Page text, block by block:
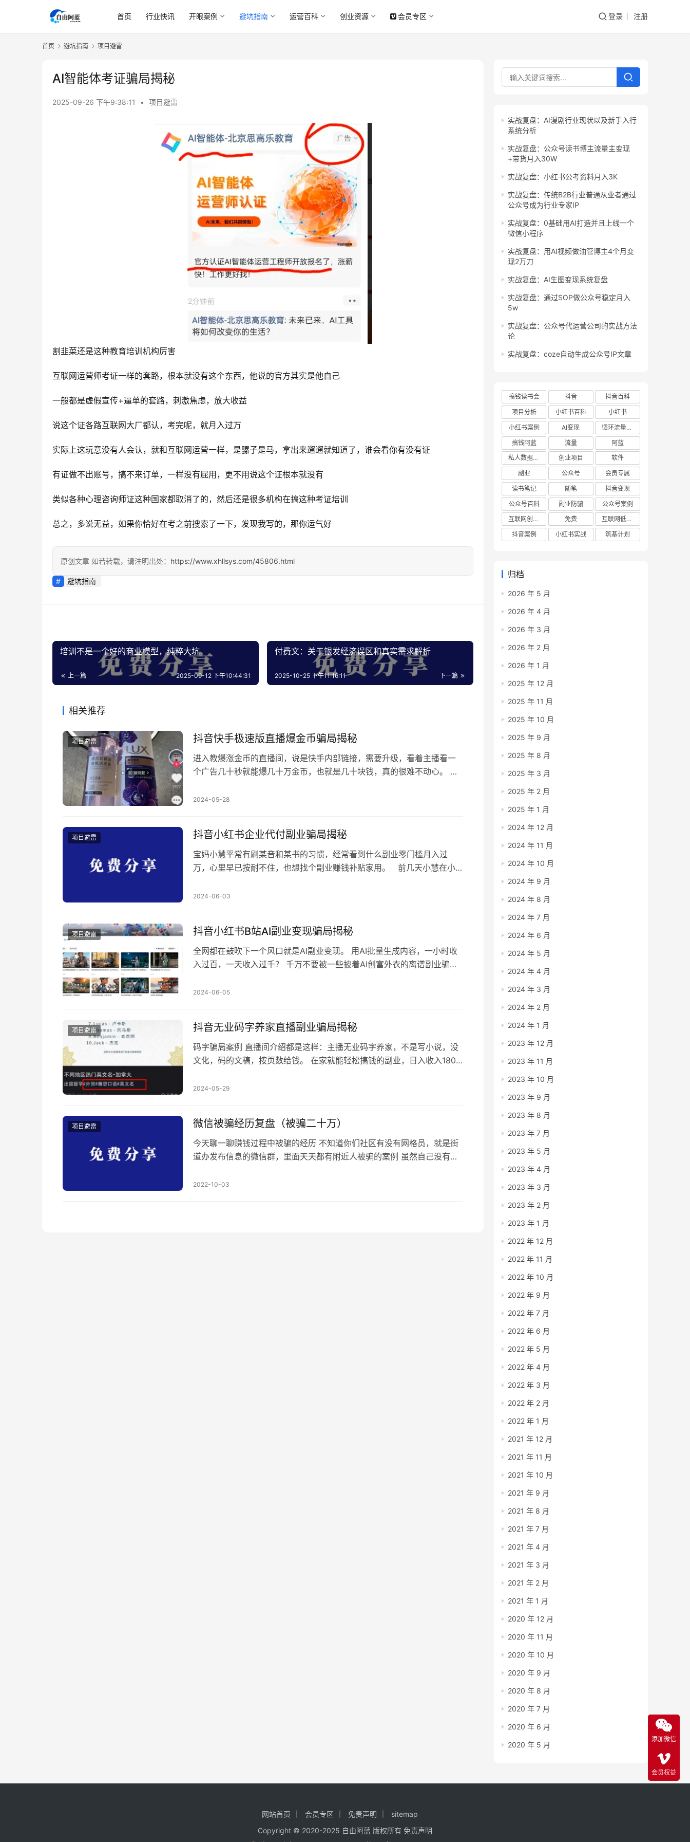
首页 行业快讯 开眼案例 避坑指南 运营百科 创业资源 会员专区 登录 注册
首页 避坑指南 项目避雷
AI智能体考证骗局揭秘
2025-09-26 下午9:38:11 • 项目避雷
割韭菜还是这种教育培训机构厉害
互联网运营师考证一样的套路，根本就没有这个东西，他说的官方其实是他自己
一般都是虚假宣传+逼单的套路，刺激焦虑，放大收益
说这个证各路互联网大厂都认，考完呢，就月入过万
实际上这玩意没有人会认，就和互联网运营一样，是骡子是马，拿出来遛遛就知道了，谁会看你有没有证
有证做不出账号，搞不来订单，一样没有屁用，更不用说这个证根本就没有
类似各种心理咨询师证这种国家都取消了的，然后还是很多机构在搞这种考证培训
总之，多说无益，如果你恰好在考之前搜索了一下，发现我写的，那你运气好
原创文章 如若转载，请注明出处： https://www.xhllsys.com/45806.html
避坑指南
培训不是一个好的商业模型，纯粹大坑
上一篇 2025-09-12 下午10:44:31
付费文：关于银发经济误区和真实需求解析
下一篇
2025-10-25 下午11:16:11
相关推荐
项目避雷 抖音快手极速版直播爆金币骗局揭秘
进入教爆涨金币的直播间，说是快手内部链接，需要升级，看着主播看一
个广告几十秒就能爆几十万金币，也就是几十块钱，真的很难不动心。 随
爆金币，然后加微信，扫码加两个群。 后端理财骗局 我加了一个微信，那
2024-05-28
项目避雷 抖音小红书企业代付副业骗局揭秘
宝妈小慧平常有刷某音和某书的习惯，经常看到什么副业零门槛月入过
万，心里早已按耐不住，也想找个副业赚钱补贴家用。 前几天小慧在小
单，他们代付，小慧点开他们发过来的店铺。 小慧按照他们说的选了两张
2024-06-03
项目避雷 抖音小红书B站AI副业变现骗局揭秘
全网都在鼓吹下一个风口就是AI副业变现。 用AI批量生成内容，一小时收
入过百，一天收入过千？ 千万不要被一些披着AI创富外衣的离谱副业骗
项目到底靠谱不靠谱？ AI本身确实有用的 首先，借助AI工具是可以大大提
2024-06-05
项目避雷 抖音无业码字养家直播副业骗局揭秘
码字骗局案例 直播间介绍都是这样：主播无业码字养家，不是写小说，没
文化，码的文稿，按页数给钱。 在家就能轻松搞钱的副业，日入收入180-
我就报名试试。 然后有人拉我进入qq群，全员禁言，群里一直重复发：为
2024-05-29
项目避雷 微信被骗经历复盘（被骗二十万）
今天聊一聊赚钱过程中被骗的经历 不知道你们社区有没有网格员，就是街
道办发布信息的微信群，里面天天都有附近人被骗的案例 虽然自己没有被
的经历来谈一谈这个事情 他是怎么被骗的？ 主角是想做副业的新手，然后
2022-10-03
实战复盘：AI漫剧行业现状以及新手入行
系统分析
实战复盘：公众号读书博主流量主变现
+带货月入30W
实战复盘：小红书公考资料月入3K
实战复盘：传统B2B行业普通从业者通过
公众号成为行业专家IP
实战复盘：0基础用AI打造并且上线一个
微信小程序
实战复盘：用AI视频做油管博主4个月变
现2万刀
实战复盘：AI生图变现系统复盘
实战复盘：通过SOP做公众号稳定月入
5w
实战复盘：公众号代运营公司的实战方法
论
实战复盘：coze自动生成公众号IP文章
搞钱读书会 抖音
抖音百科
项目分析
小红书百科
小红书
小红书案例
AI变现
循环流量实验室
搞钱阿蓝
流量
阿蓝
私人数据库项目
创业项目
软件
副业
公众号
会员专属
读书笔记
随笔
抖音变现
公众号百科
副业防骗
公众号案例
互联网创业项目
免费
互联网低成本创业项目
抖音案例
小红书实战 筑基计划
归档
2026 年 5 月
2026 年 4 月
2026 年 3 月
2026 年 2 月
2026 年 1 月
2025 年 12 月
2025 年 11 月
2025 年 10 月
2025 年 9 月
2025 年 8 月
2025 年 3 月
2025 年 2 月
2025 年 1 月
2024 年 12 月
2024 年 11 月
2024 年 10 月
2024 年 9 月
2024 年 8 月
2024 年 7 月
2024 年 6 月
2024 年 5 月
2024 年 4 月
2024 年 3 月
2024 年 2 月
2024 年 1 月
2023 年 12 月
2023 年 11 月
2023 年 10 月
2023 年 9 月
2023 年 8 月
2023 年 7 月
2023 年 5 月
2023 年 4 月
2023 年 3 月
2023 年 2 月
2023 年 1 月
2022 年 12 月
2022 年 11 月
2022 年 10 月
2022 年 9 月
2022 年 7 月
2022 年 6 月
2022 年 5 月
2022 年 4 月
2022 年 3 月
2022 年 2 月
2022 年 1 月
2021 年 12 月
2021 年 11 月
2021 年 10 月
2021 年 9 月
2021 年 8 月
2021 年 7 月
2021 年 4 月
2021 年 3 月
2021 年 2 月
2021 年 1 月
2020 年 12 月
2020 年 11 月
2020 年 10 月
2020 年 9 月
2020 年 8 月
2020 年 7 月
2020 年 6 月
2020 年 5 月
网站首页 会员专区 免责声明
sitemap
Copyright © 2020-2025 自由阿蓝 版权所有 免责声明
添加微信
会员权益